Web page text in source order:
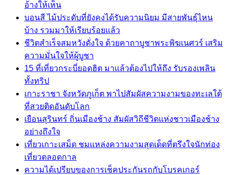
อ้างให้เห็น
บอนสี ไม้ประดับที่ยังคงได้รับความนิยม มีสายพันธุ์ไหน
บ้าง รวมมาให้เรียบร้อยแล้ว
ชีวิตสำเร็จสมหวังดั่งใจ ด้วยคาถาบูชาพระพิฆเนศวร์ เสริม
ความมั่นใจให้ผู้บูชา
15 ที่เที่ยวกระบี่ยอดฮิต มาแล้วต้องไปให้ถึง รับรองเพลิน
ทั้งทริป
เกาะราชา จังหวัดภูเก็ต พาไปสัมผัสความงามของทะเลใต้
ที่สวยติดอันดับโลก
เยือนสุรินทร์ ถิ่นเมืองช้าง สัมผัสวิถีชีวิตแห่งชาวเมืองช้าง
อย่างถึงใจ
เที่ยวเกาะเสม็ด ชมแหล่งความงามสุดเด็ดที่ตรึงใจนักท่อง
เที่ยวตลอดกาล
ความได้เปรียบของการเช็คประกันรถกับโบรคเกอร์